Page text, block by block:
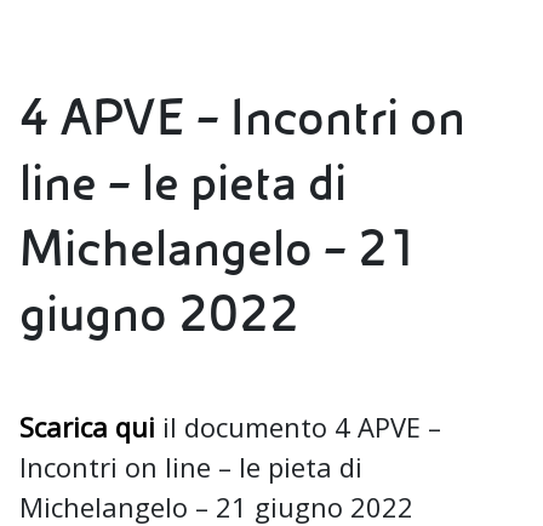
4 APVE – Incontri on
line – le pieta di
Michelangelo – 21
giugno 2022
Scarica qui il documento 4 APVE –
Incontri on line – le pieta di
Michelangelo – 21 giugno 2022